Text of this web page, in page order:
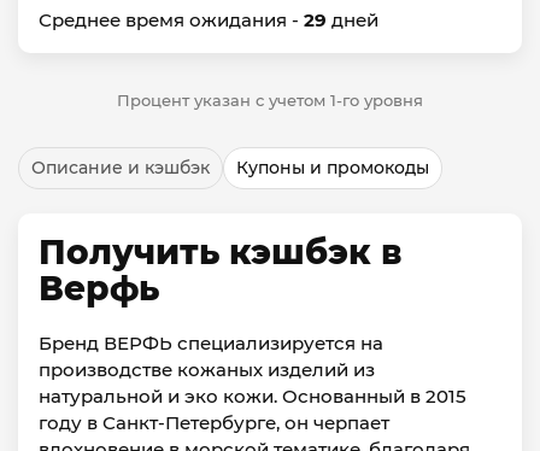
Среднее время ожидания - 29 дней
Процент указан с учетом 1-го уровня
Описание и кэшбэк Купоны и промокоды
Получить кэшбэк в
Верфь
Бренд ВЕРФЬ специализируется на
производстве кожаных изделий из
натуральной и эко кожи. Основанный в 2015
году в Санкт-Петербурге, он черпает